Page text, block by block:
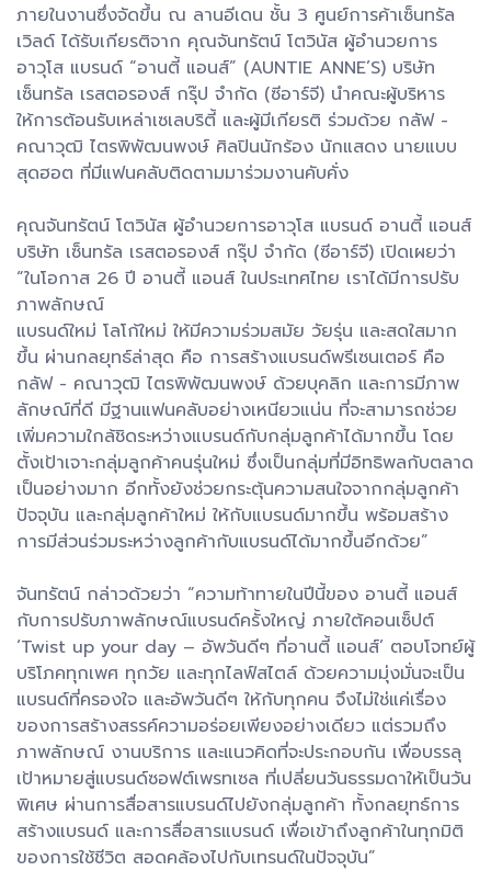
ภายในงานซึ่งจัดขึ้น ณ ลานอีเดน ชั้น 3 ศูนย์การค้าเซ็นทรัล
เวิลด์ ได้รับเกียรติจาก คุณจันทรัตน์ โตวินัส ผู้อำนวยการ
อาวุโส แบรนด์ “อานตี้ แอนส์” (AUNTIE ANNE’S) บริษัท
เซ็นทรัล เรสตอรองส์ กรุ๊ป จำกัด (ซีอาร์จี) นำคณะผู้บริหาร
ให้การต้อนรับเหล่าเซเลบริตี้ และผู้มีเกียรติ ร่วมด้วย กลัฟ -
คณาวุฒิ ไตรพิพัฒนพงษ์ ศิลปินนักร้อง นักแสดง นายแบบ
สุดฮอต ที่มีแฟนคลับติดตามมาร่วมงานคับคั่ง
คุณจันทรัตน์ โตวินัส ผู้อำนวยการอาวุโส แบรนด์ อานตี้ แอนส์
บริษัท เซ็นทรัล เรสตอรองส์ กรุ๊ป จำกัด (ซีอาร์จี) เปิดเผยว่า
“ในโอกาส 26 ปี อานตี้ แอนส์ ในประเทศไทย เราได้มีการปรับ
ภาพลักษณ์
แบรนด์ใหม่ โลโก้ใหม่ ให้มีความร่วมสมัย วัยรุ่น และสดใสมาก
ขึ้น ผ่านกลยุทธ์ล่าสุด คือ การสร้างแบรนด์พรีเซนเตอร์ คือ
กลัฟ - คณาวุฒิ ไตรพิพัฒนพงษ์ ด้วยบุคลิก และการมีภาพ
ลักษณ์ที่ดี มีฐานแฟนคลับอย่างเหนียวแน่น ที่จะสามารถช่วย
เพิ่มความใกล้ชิดระหว่างแบรนด์กับกลุ่มลูกค้าได้มากขึ้น โดย
ตั้งเป้าเจาะกลุ่มลูกค้าคนรุ่นใหม่ ซึ่งเป็นกลุ่มที่มีอิทธิพลกับตลาด
เป็นอย่างมาก อีกทั้งยังช่วยกระตุ้นความสนใจจากกลุ่มลูกค้า
ปัจจุบัน และกลุ่มลูกค้าใหม่ ให้กับแบรนด์มากขึ้น พร้อมสร้าง
การมีส่วนร่วมระหว่างลูกค้ากับแบรนด์ได้มากขึ้นอีกด้วย”
จันทรัตน์ กล่าวด้วยว่า “ความท้าทายในปีนี้ของ อานตี้ แอนส์
กับการปรับภาพลักษณ์แบรนด์ครั้งใหญ่ ภายใต้คอนเซ็ปต์
‘Twist up your day – อัพวันดีๆ ที่อานตี้ แอนส์’ ตอบโจทย์ผู้
บริโภคทุกเพศ ทุกวัย และทุกไลฟ์สไตล์ ด้วยความมุ่งมั่นจะเป็น
แบรนด์ที่ครองใจ และอัพวันดีๆ ให้กับทุกคน จึงไม่ใช่แค่เรื่อง
ของการสร้างสรรค์ความอร่อยเพียงอย่างเดียว แต่รวมถึง
ภาพลักษณ์ งานบริการ และแนวคิดที่จะประกอบกัน เพื่อบรรลุ
เป้าหมายสู่แบรนด์ซอฟต์เพรทเซล ที่เปลี่ยนวันธรรมดาให้เป็นวัน
พิเศษ ผ่านการสื่อสารแบรนด์ไปยังกลุ่มลูกค้า ทั้งกลยุทธ์การ
สร้างแบรนด์ และการสื่อสารแบรนด์ เพื่อเข้าถึงลูกค้าในทุกมิติ
ของการใช้ชีวิต สอดคล้องไปกับเทรนด์ในปัจจุบัน”